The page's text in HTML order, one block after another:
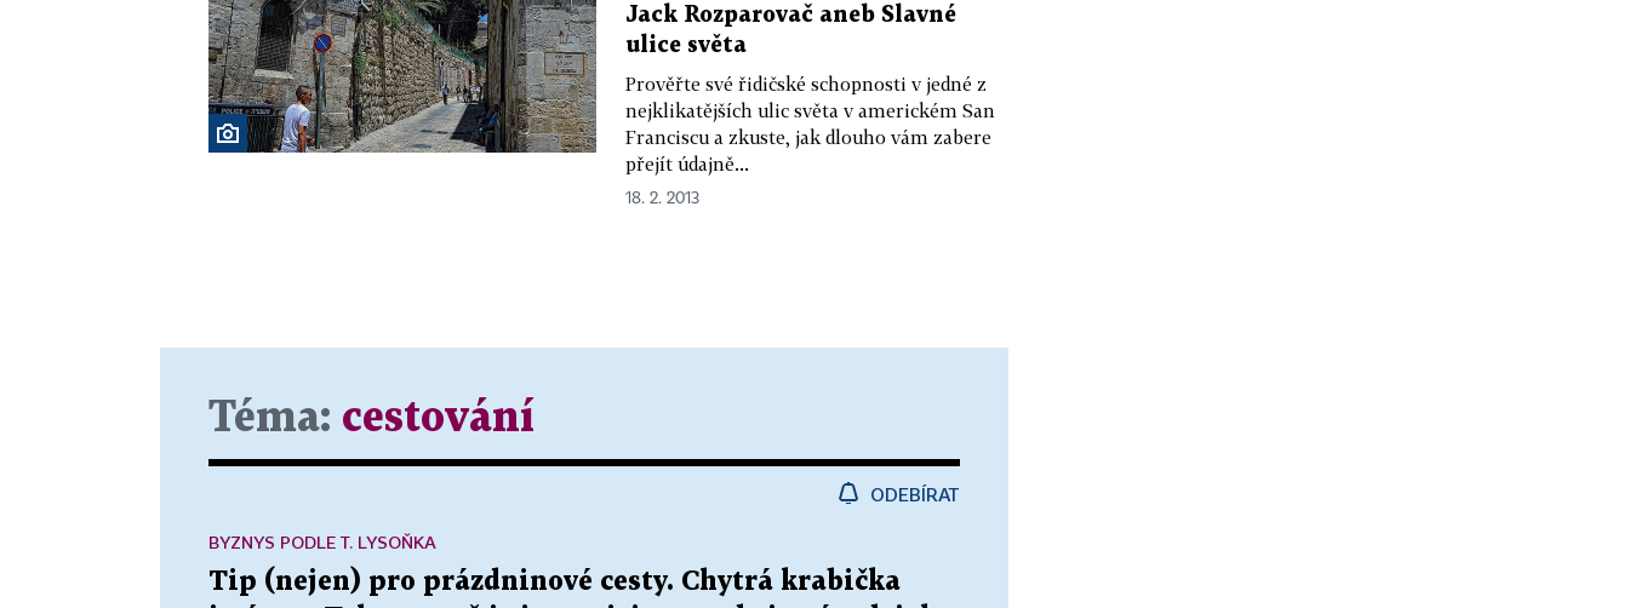
Jack Rozparovač aneb Slavné
ulice světa
Prověřte své řidičské schopnosti v jedné z
nejklikatějších ulic světa v americkém San
Franciscu a zkuste, jak dlouho vám zabere
přejít údajně...
18. 2. 2013
Téma: cestování
ODEBÍRAT
Tip (nejen) pro prázdninové cesty. Chytrá krabička
BYZNYS PODLE T. LYSOŇKA